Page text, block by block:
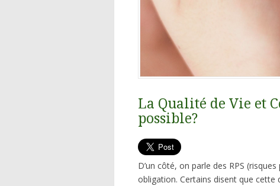
La Qualité de Vie et
possible?
D’un côté, on parle des RPS
obligation. Certains disent que